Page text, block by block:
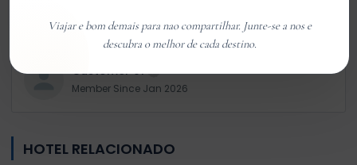
Customer 01
Member Since Jan 2026
HOTEL RELACIONADO
Viajar e bom demais para nao compartilhar. Junte-se a nos e
descubra o melhor de cada destino.